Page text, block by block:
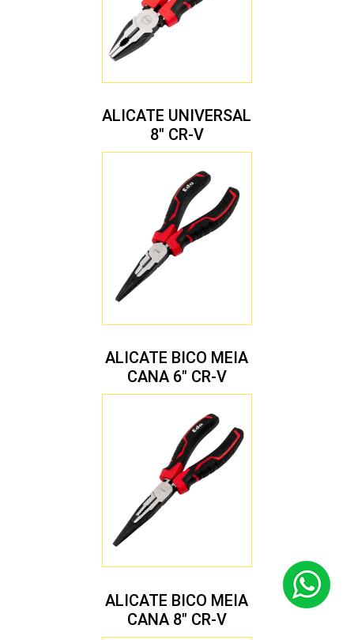
ALICATE UNIVERSAL
8″ CR-V
ALICATE BICO MEIA
CANA 6″ CR-V
ALICATE BICO MEIA
CANA 8″ CR-V